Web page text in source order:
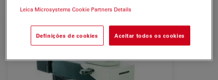
Leica Microsystems Cookie Partners Details
Definições de cookies Aceitar todos os cookies